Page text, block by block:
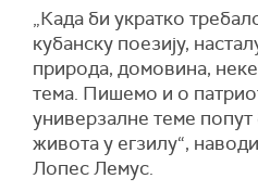
„Када би укратко
кубанску поезију,
природа, домовина, неке
тема. Пишемо и о
универзалне теме попут
живота у егзилу“,
Лопес Лемус.